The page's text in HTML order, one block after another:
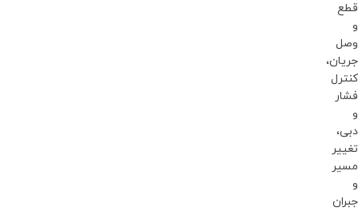
قطع
و
وصل
جریان،
کنترل
فشار
و
دبی،
تغییر
مسیر
و
جبران